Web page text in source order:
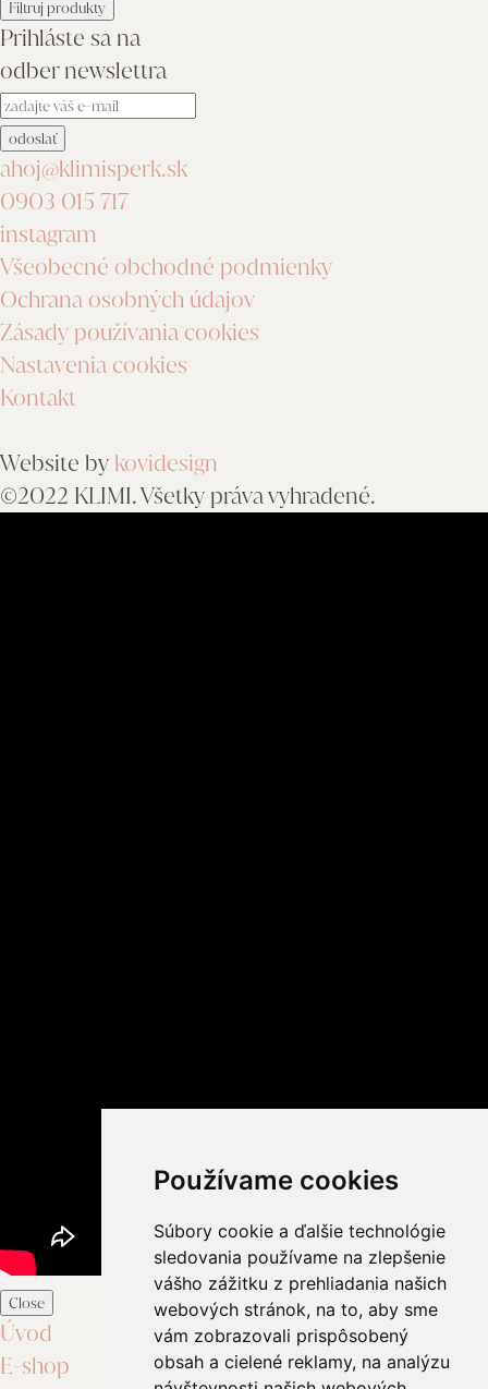
Používame cookies
Súbory cookie a ďalšie technológie
sledovania používame na zlepšenie
vášho zážitku z prehliadania našich
webových stránok, na to, aby sme
vám zobrazovali prispôsobený
obsah a cielené reklamy, na analýzu
Prihláste sa na
odber newslettra
ahoj@klimisperk.sk
0903 015 717
instagram
Všeobecné obchodné podmienky
Ochrana osobných údajov
Zásady používania cookies
Nastavenia cookies
Kontakt
Website by kovidesign
©2022 KLIMI. Všetky práva vyhradené.
Close
Úvod
E-shop